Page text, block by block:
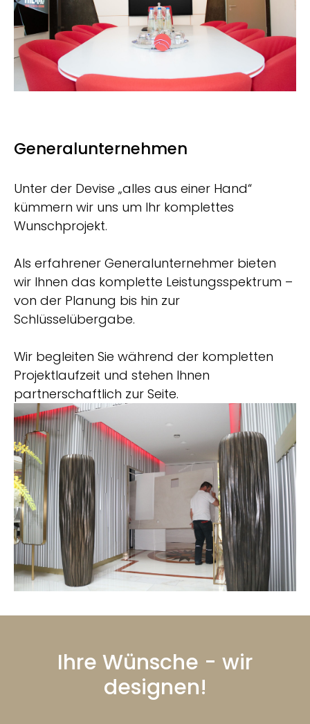
Generalunternehmen
Unter der Devise „alles aus einer Hand“
kümmern wir uns um Ihr komplettes
Wunschprojekt.
Als erfahrener Generalunternehmer bieten
wir Ihnen das komplette Leistungsspektrum –
von der Planung bis hin zur
Schlüsselübergabe.
Wir begleiten Sie während der kompletten
Projektlaufzeit und stehen Ihnen
partnerschaftlich zur Seite.
Ihre Wünsche - wir
designen!